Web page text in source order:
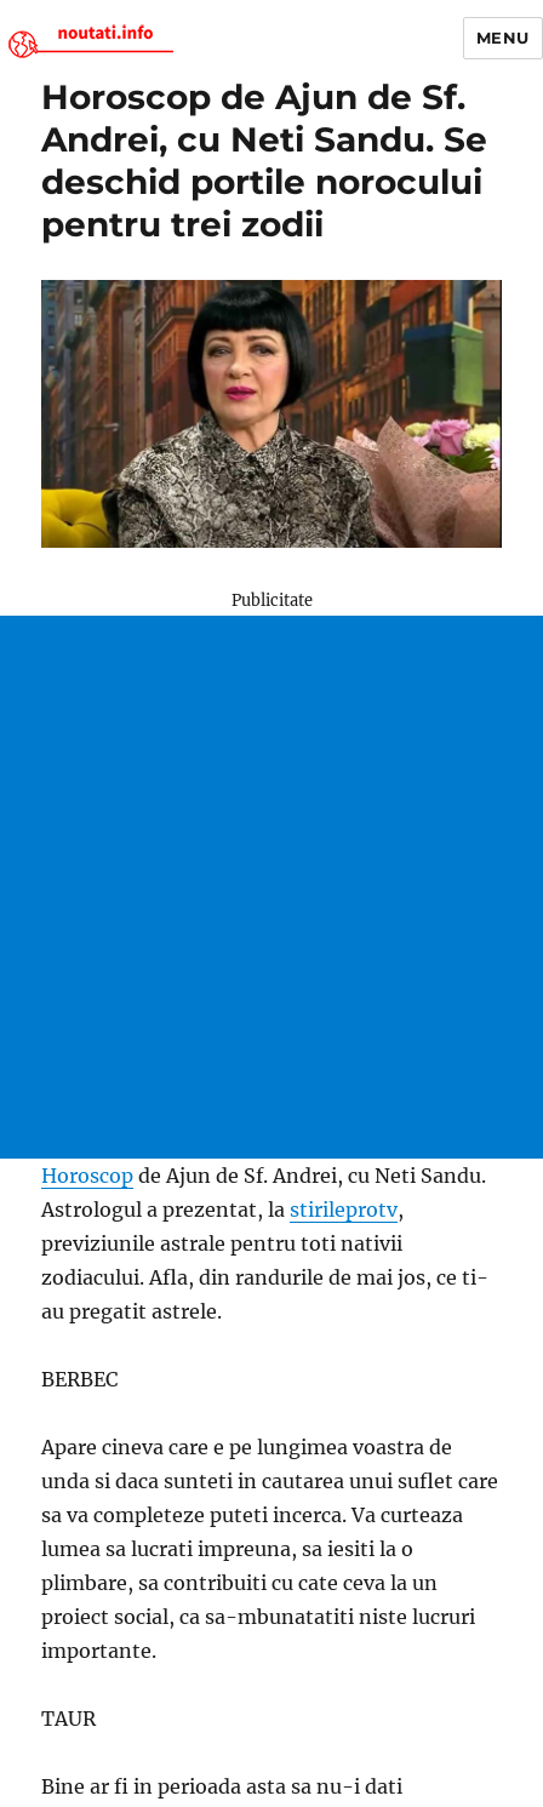
Noutati.Info
MENU
Horoscop de Ajun de Sf.
Andrei, cu Neti Sandu. Se
deschid portile norocului
pentru trei zodii
Publicitate
Horoscop de Ajun de Sf. Andrei, cu Neti Sandu.
Astrologul a prezentat, lastirileprotv,
previziunile astrale pentru toti nativii
zodiacului. Afla, din randurile de mai jos, ce ti-
au pregatit astrele.
BERBEC
Apare cineva care e pe lungimea voastra de
unda si daca sunteti in cautarea unui suflet care
sa va completeze puteti incerca. Va curteaza
lumea sa lucrati impreuna, sa iesiti la o
plimbare, sa contribuiti cu cate ceva la un
proiect social, ca sa-mbunatatiti niste lucruri
importante.
TAUR
Bine ar fi in perioada asta sa nu-i dati